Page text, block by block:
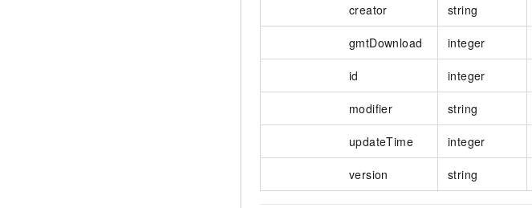
creator string
gmtDownload integer
id integer
modifier string
updateTime integer
version string